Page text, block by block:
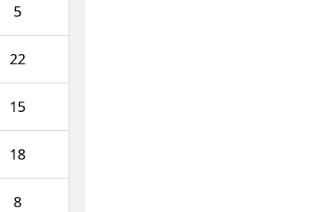
5
22
15
18
8